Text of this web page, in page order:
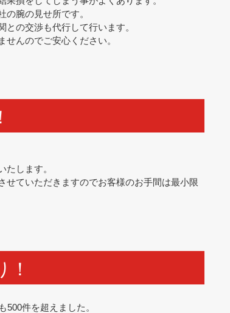
腕の見せ所です。
の交渉も代行して行います。
んのでご安心ください。
たします。
せていただきますのでお客様のお手間は最小限
件を超えました。